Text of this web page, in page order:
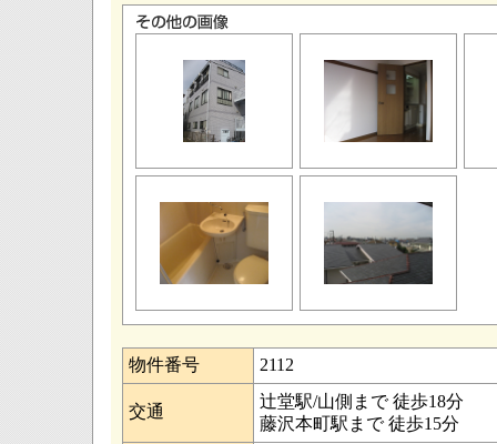
物件番号 2112
交通
辻堂駅/山側まで 徒歩18分
藤沢本町駅まで 徒歩15分